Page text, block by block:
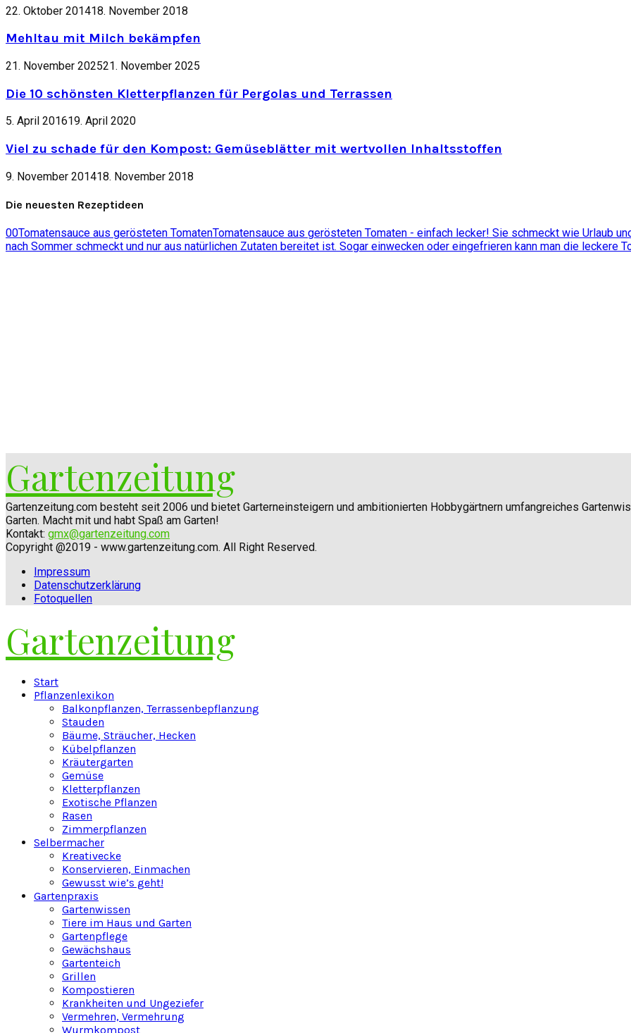
22. Oktober 201418. November 2018
Mehltau mit Milch bekämpfen
21. November 202521. November 2025
Die 10 schönsten Kletterpflanzen für Pergolas und Terrassen
5. April 201619. April 2020
Viel zu schade für den Kompost: Gemüseblätter mit wertvollen Inhaltsstoffen
9. November 201418. November 2018
Die neuesten Rezeptideen
00Tomatensauce aus gerösteten TomatenTomatensauce aus gerösteten Tomaten - einfach lecker! Sie schmeckt wie Urlaub
nach Sommer schmeckt und nur aus natürlichen Zutaten bereitet ist. Sogar einwecken oder eingefrieren kann man die leckere
Gartenzeitung
Gartenzeitung.com besteht seit 2006 und bietet Garterneinsteigern und ambitionierten Hobbygärtnern umfangreiches
Garten. Macht mit und habt Spaß am Garten!
Kontakt: gmx@gartenzeitung.com
Copyright @2019 - www.gartenzeitung.com. All Right Reserved.
Impressum
Datenschutzerklärung
Fotoquellen
Gartenzeitung
Start
Pflanzenlexikon
Balkonpflanzen, Terrassenbepflanzung
Stauden
Bäume, Sträucher, Hecken
Kübelpflanzen
Kräutergarten
Gemüse
Kletterpflanzen
Exotische Pflanzen
Rasen
Zimmerpflanzen
Selbermacher
Kreativecke
Konservieren, Einmachen
Gewusst wie’s geht!
Gartenpraxis
Gartenwissen
Tiere im Haus und Garten
Gartenpflege
Gewächshaus
Gartenteich
Grillen
Kompostieren
Krankheiten und Ungeziefer
Vermehren, Vermehrung
Wurmkompost